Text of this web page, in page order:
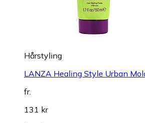
Hårstyling
LANZA Healing Style Urban
fr.
131 kr